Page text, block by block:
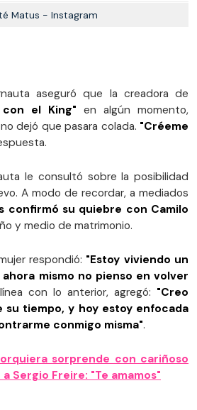
Matus - Instagram
aseguró que la creadora de
con el King" en algún momento,
dejó que pasara colada. "Créeme
le consultó sobre la posibilidad
A modo de recordar, a mediados
confirmó su quiebre con Camilo
y medio de matrimonio.
respondió: "Estoy viviendo un
mismo no pienso en volver
con lo anterior, agregó: "Creo
su tiempo, y hoy estoy enfocada
conmigo misma".
sorprende con cariñoso
Sergio Freire: "Te amamos"